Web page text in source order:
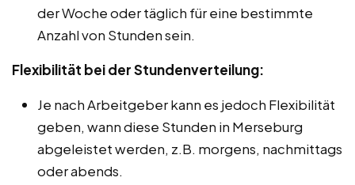
der Woche oder täglich für eine bestimmte
Anzahl von Stunden sein.
Flexibilität bei der Stundenverteilung:
Je nach Arbeitgeber kann es jedoch Flexibilität
geben, wann diese Stunden in Merseburg
abgeleistet werden, z.B. morgens, nachmittags
oder abends.